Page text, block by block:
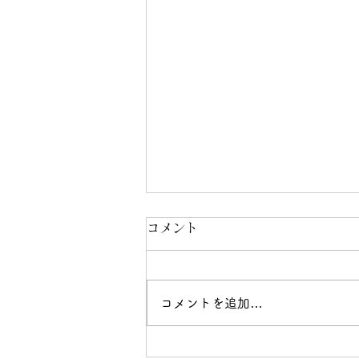
「必要なときの必要な看護」
コメント
コメントを追加…